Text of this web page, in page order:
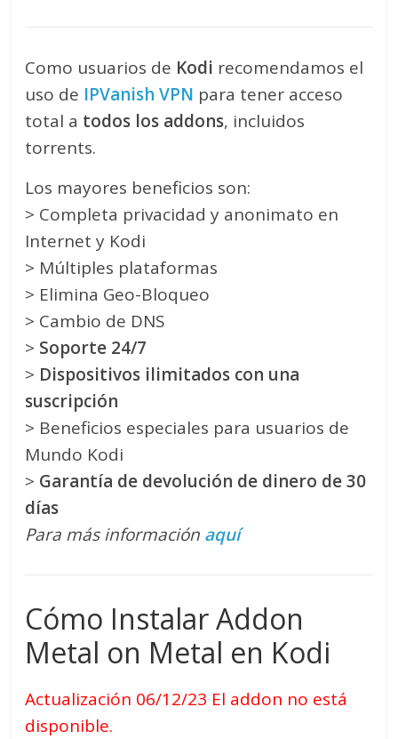
Como usuarios de Kodi recomendamos el
uso de IPVanish VPN para tener acceso
total a todos los addons, incluidos
torrents.
Los mayores beneficios son:
> Completa privacidad y anonimato en
Internet y Kodi
> Múltiples plataformas
> Elimina Geo-Bloqueo
> Cambio de DNS
> Soporte 24/7
> Dispositivos ilimitados con una
suscripción
> Beneficios especiales para usuarios de
Mundo Kodi
> Garantía de devolución de dinero de 30
días
Para más información aquí
Cómo Instalar Addon
Metal on Metal en Kodi
Actualización 06/12/23 El addon no está
disponible.